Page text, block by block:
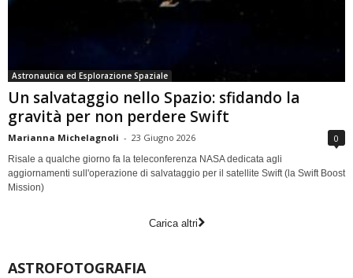
Astronautica ed Esplorazione Spaziale
Un salvataggio nello Spazio: sfidando la
gravità per non perdere Swift
Marianna Michelagnoli - 23 Giugno 2026 0
Risale a qualche giorno fa la teleconferenza NASA dedicata agli
aggiornamenti sull'operazione di salvataggio per il satellite Swift (la Swift Boost
Mission)
Carica altri
ASTROFOTOGRAFIA